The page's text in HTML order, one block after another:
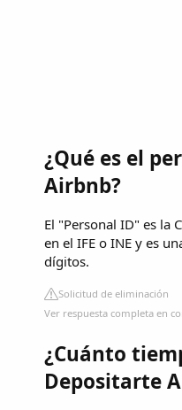
¿Qué es el
Airbnb?
El "Personal ID" es la
en el IFE o INE y es
dígitos.
Solicitud de eliminación
Ver respuesta completa en
¿Cuánto
Depositarte